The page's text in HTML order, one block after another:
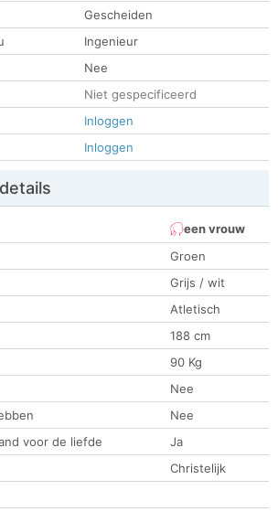
Gescheiden
Ingenieur
Nee
Niet gespecificeerd
Inloggen
Inloggen
een vrouw
Groen
Grijs / wit
Atletisch
188 cm
90 Kg
Nee
Nee
voor de liefde
Ja
Christelijk